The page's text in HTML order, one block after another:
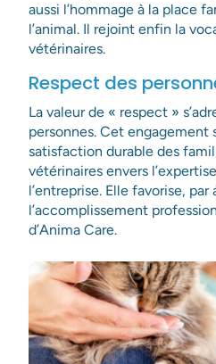
aussi l’hommage à la place
l’animal. Il rejoint enfin la
vétérinaires.
Respect des
La valeur de « respect »
personnes. Cet
satisfaction durable des
vétérinaires envers
l’entreprise. Elle favorise,
l’accomplissement
d’Anima Care.